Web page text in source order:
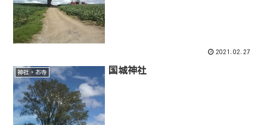
2021.02.27
神社・お寺 国城神社